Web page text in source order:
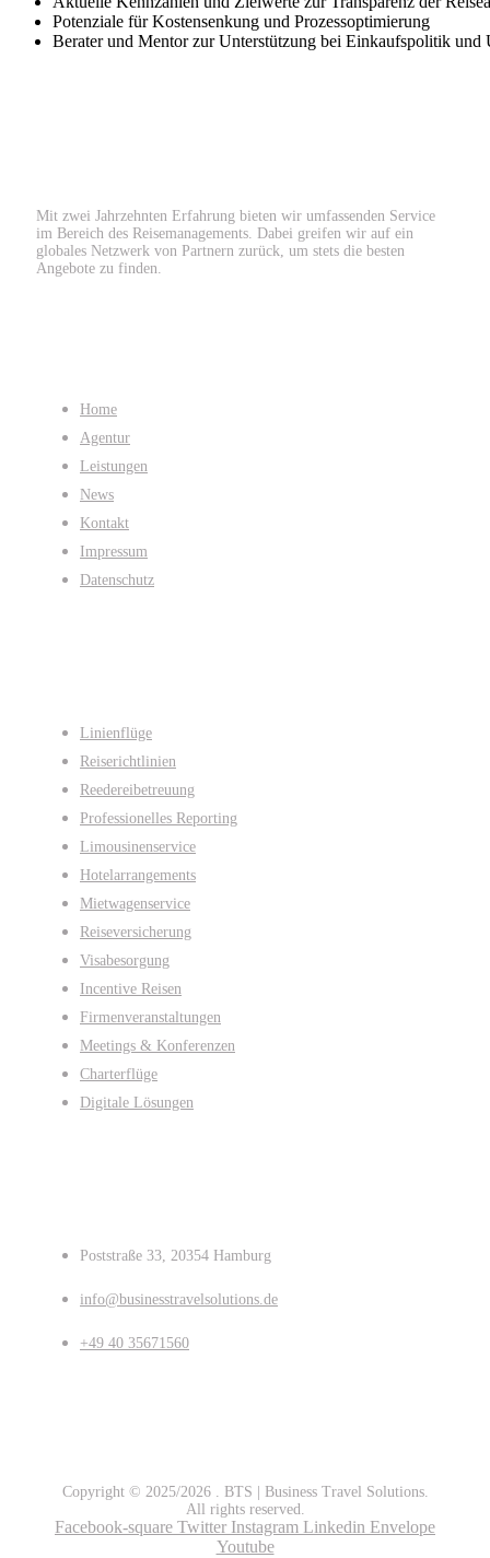
Potenziale für Kostensenkung und Prozessoptimierung
Berater und Mentor zur Unterstützung bei Einkaufspolitik und
Mit zwei Jahrzehnten Erfahrung bieten wir umfassenden Service
im Bereich des Reisemanagements. Dabei greifen wir auf ein
globales Netzwerk von Partnern zurück, um stets die besten
Angebote zu finden.
Home
Agentur
Leistungen
News
Kontakt
Impressum
Datenschutz
Linienflüge
Reiserichtlinien
Reedereibetreuung
Professionelles Reporting
Limousinenservice
Hotelarrangements
Mietwagenservice
Reiseversicherung
Visabesorgung
Incentive Reisen
Firmenveranstaltungen
Meetings & Konferenzen
Charterflüge
Digitale Lösungen
Poststraße 33, 20354 Hamburg
info@businesstravelsolutions.de
+49 40 35671560
Copyright © 2025/2026 . BTS | Business Travel Solutions.
All rights reserved.
Facebook-square Twitter Instagram Linkedin Envelope
Youtube